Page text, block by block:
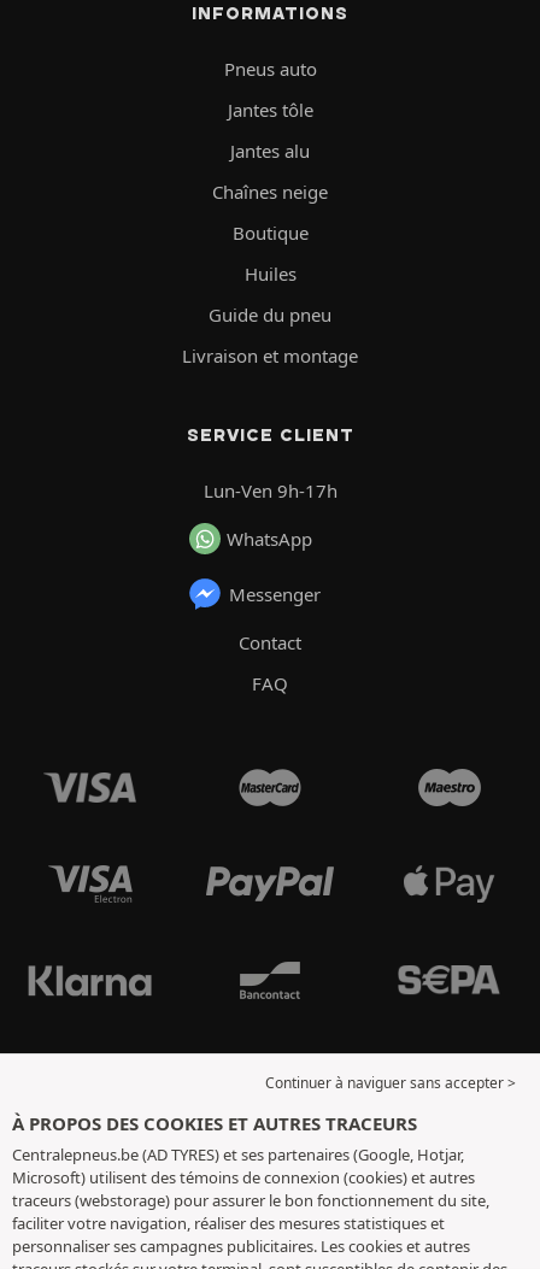
INFORMATIONS
Pneus auto
Jantes tôle
Jantes alu
Chaînes neige
Boutique
Huiles
Guide du pneu
Livraison et montage
SERVICE CLIENT
Lun-Ven 9h-17h
WhatsApp
Messenger
Contact
FAQ
Continuer à naviguer sans accepter >
À PROPOS DES COOKIES ET AUTRES TRACEURS
Centralepneus.be (AD TYRES) et ses partenaires (Google, Hotjar,
Microsoft) utilisent des témoins de connexion (cookies) et autres
traceurs (webstorage) pour assurer le bon fonctionnement du site,
faciliter votre navigation, réaliser des mesures statistiques et
personnaliser ses campagnes publicitaires. Les cookies et autres